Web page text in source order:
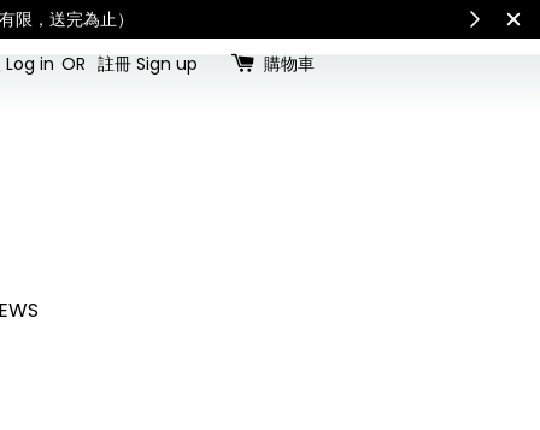
公告 International
Log in OR 註冊 Sign up 購物車